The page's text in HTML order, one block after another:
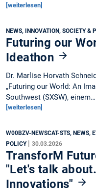
[weiterlesen]
NEWS, INNOVATION, SOCIETY &
Futuring our
Ideathon
Dr. Marlise Horvath
„Futuring our World: An
Southwest (SXSW), einem…
[weiterlesen]
W00BZV-NEWSCAT-STS, NEWS,
POLICY | 30.03.2026
TransforM
"Let's talk
Innovations"